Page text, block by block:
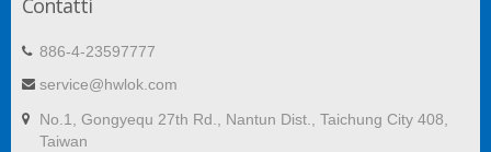
Contatti
886-4-23597777
service@hwlok.com
No.1, Gongyequ 27th Rd., Nantun Dist., Taichung City 408,
Taiwan